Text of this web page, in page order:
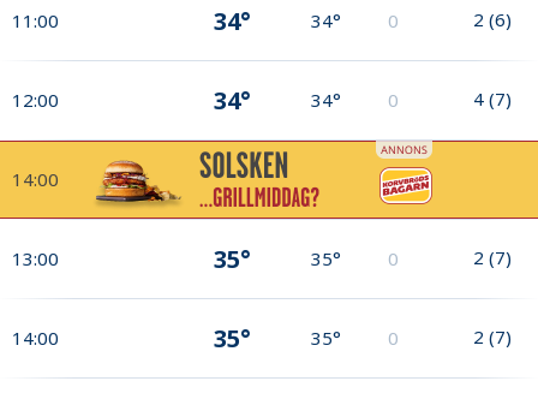
11:00 34° 34° 0 2 (6)
12:00 34° 34° 0 4 (7)
14:00
13:00 35° 35° 0 2 (7)
14:00 35° 35° 0 2 (7)